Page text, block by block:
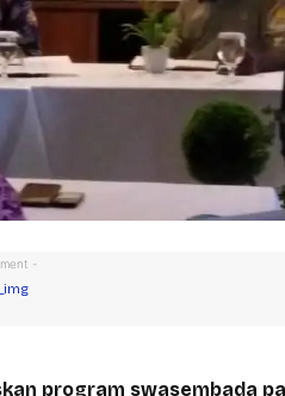
-
program swasembada